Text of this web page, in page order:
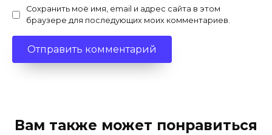
Сохранить моё имя, email и адрес сайта в этом
браузере для последующих моих комментариев.
Вам также может понравиться